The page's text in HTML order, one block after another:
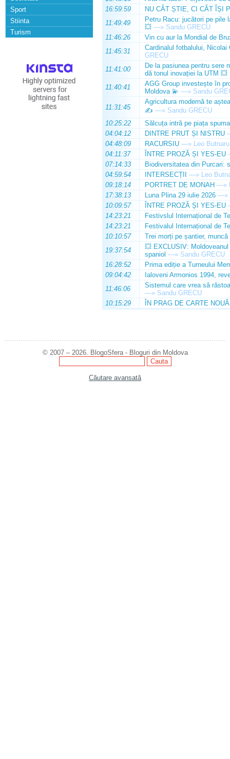
Sport
Stiinta
Turism
16:59:59
NU CÂT ȘTIE, CI CÂT ÎȘI
11:49:49
Petru Racu: jucători pe pile
💥 —» Sandu GRECU
11:46:26
Vin cu aur la Mondial de
11:45:31
Cardinalul fotbalului,
GRECU
11:41:00
De la pasiunea pentru sere
dă tonul inovației la UTM 💥
11:40:41
AGG Group investește în
Moldova 💫 —» Sandu
11:31:45
Agricultura modernă te
✍️ —» Sandu GRECU
10:25:22
Sălcuța intră pe piața
04:04:12
DINTRE PRUT ȘI NISTRU
04:48:09
RACURSIU —» Leo Butnaru
04:11:37
ÎNTRE PROZĂ ȘI YES-EU
07:14:33
Biodiversitatea din Purcari:
04:59:54
INTERSECȚII —» Leo
09:18:14
PORTRET DE MONAH —»
17:38:13
Luna Plina 29 iulie 2026 —»
10:09:57
ÎNTRE PROZĂ ȘI YES-EU
14:23:21
Festivslul Internațional de
14:23:21
Festivalul Internațional de
10:10:57
Trei morți pe șantier, muncă
19:37:54
💥 EXCLUSIV:
spaniol —» Sandu GRECU
16:28:52
Prima ediție a Turneului
09:04:42
Ialoveni Armonios 1994,
11:46:06
Sistemul care vrea să
—» Sandu GRECU
10:15:29
ÎN PRAG DE CARTE NOUĂ
© 2007 – 2026. BlogoSfera - Bloguri din Moldova
Căutare avansată